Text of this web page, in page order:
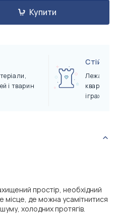
Купити
і тварин
Стійкий
Лежак не
квартирі
іграх
простір, необхідний
де можна усамітнитися
холодних протягів.